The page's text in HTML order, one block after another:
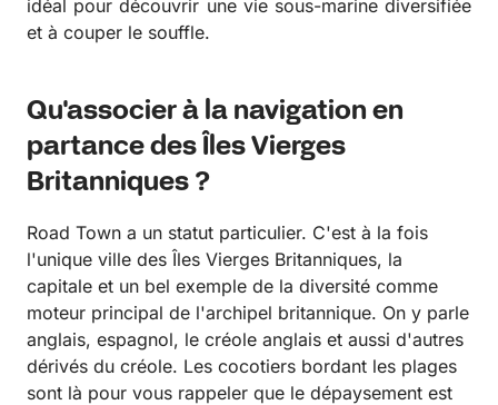
idéal pour découvrir une vie sous-marine diversifiée
et à couper le souffle.
Qu'associer à la navigation en
partance des Îles Vierges
Britanniques ?
Road Town a un statut particulier. C'est à la fois
l'unique ville des Îles Vierges Britanniques, la
capitale et un bel exemple de la diversité comme
moteur principal de l'archipel britannique. On y parle
anglais, espagnol, le créole anglais et aussi d'autres
dérivés du créole. Les cocotiers bordant les plages
sont là pour vous rappeler que le dépaysement est